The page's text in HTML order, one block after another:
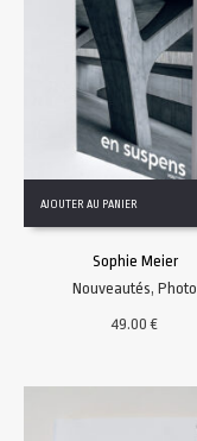
AJOUTER AU PANIER
Sophie Meier
Nouveautés,Photo
49.00€